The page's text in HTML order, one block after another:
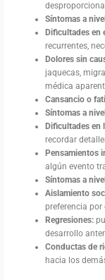
Síntomas a
Dificultades en
recurrentes,
Dolores sin
jaquecas,
médica
Cansancio o
Síntomas a
Dificultades en
recordar
Pensamientos
algún evento
Síntomas a
Aislamiento
preferencia
Regresiones:
desarrollo
Conductas de
hacia los